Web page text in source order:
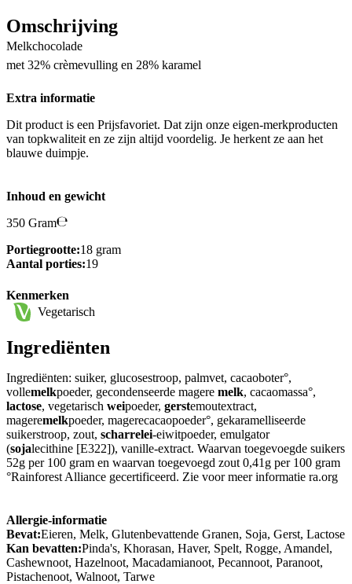
Omschrijving
Melkchocolade
met 32% crèmevulling en 28% karamel
Extra informatie
Dit product is een Prijsfavoriet. Dat zijn onze eigen-merkproducten
van topkwaliteit en ze zijn altijd voordelig. Je herkent ze aan het
blauwe duimpje.
Inhoud en gewicht
350 Gram
Portiegrootte:18 gram
Aantal porties:19
Kenmerken
Vegetarisch
Ingrediënten
Ingrediënten: suiker, glucosestroop, palmvet, cacaoboter°,
vollemelkpoeder, gecondenseerde magere melk, cacaomassa°,
lactose, vegetarisch weipoeder, gerstemoutextract,
mageremelkpoeder, magerecacaopoeder°, gekaramelliseerde
suikerstroop, zout, scharrelei-eiwitpoeder, emulgator
(sojalecithine [E322]), vanille-extract. Waarvan toegevoegde suikers
52g per 100 gram en waarvan toegevoegd zout 0,41g per 100 gram
°Rainforest Alliance gecertificeerd. Zie voor meer informatie ra.org
Allergie-informatie
Bevat:Eieren, Melk, Glutenbevattende Granen, Soja, Gerst, Lactose
Kan bevatten:Pinda's, Khorasan, Haver, Spelt, Rogge, Amandel,
Cashewnoot, Hazelnoot, Macadamianoot, Pecannoot, Paranoot,
Pistachenoot, Walnoot, Tarwe